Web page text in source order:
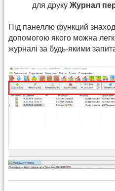
для друку Журнал
Під панеллю функций
допомогою якого можна
журналі за будь-якими